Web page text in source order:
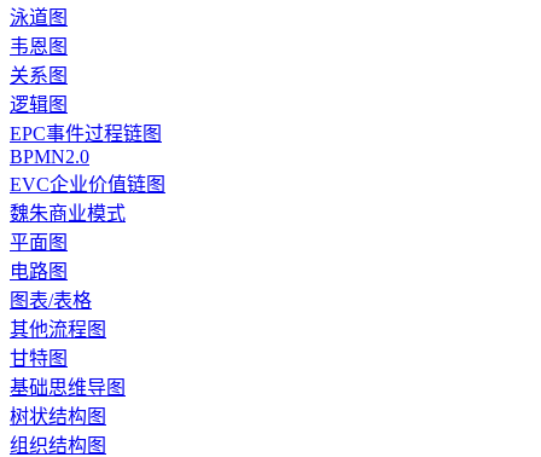
泳道图
韦恩图
关系图
逻辑图
EPC事件过程链图
BPMN2.0
EVC企业价值链图
魏朱商业模式
平面图
电路图
图表/表格
其他流程图
甘特图
基础思维导图
树状结构图
组织结构图